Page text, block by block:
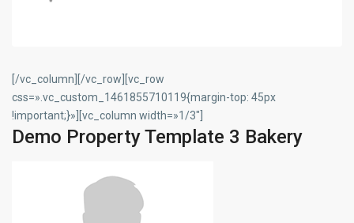
[/vc_column][/vc_row][vc_row
css=».vc_custom_1461855710119{margin-top: 45px
!important;}»][vc_column width=»1/3″]
Demo Property Template 3 Bakery